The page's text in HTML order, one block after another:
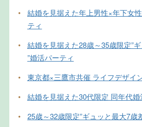
•
結婚を見据えた年上男性×年下女
ティ
•
結婚を見据えた28歳～35歳限定”
”婚活パーティ
•
東京都×三鷹市共催 ライフデザイ
•
結婚を見据えた30代限定 同年代婚
•
25歳～32歳限定”ギュッと最大7歳